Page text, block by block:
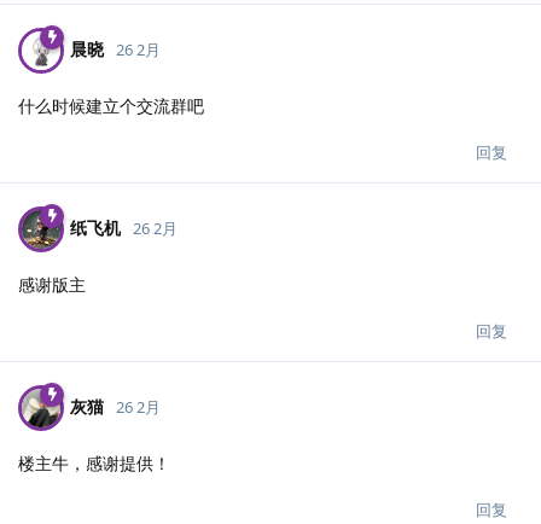
晨晓 26 2月
什么时候建立个交流群吧
回复
纸飞机 26 2月
感谢版主
回复
灰猫 26 2月
楼主牛，感谢提供！
回复